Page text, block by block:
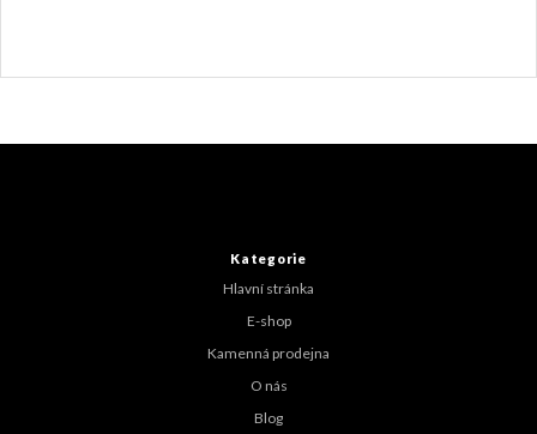
Kategorie
Hlavní stránka
E-shop
Kamenná prodejna
O nás
Blog